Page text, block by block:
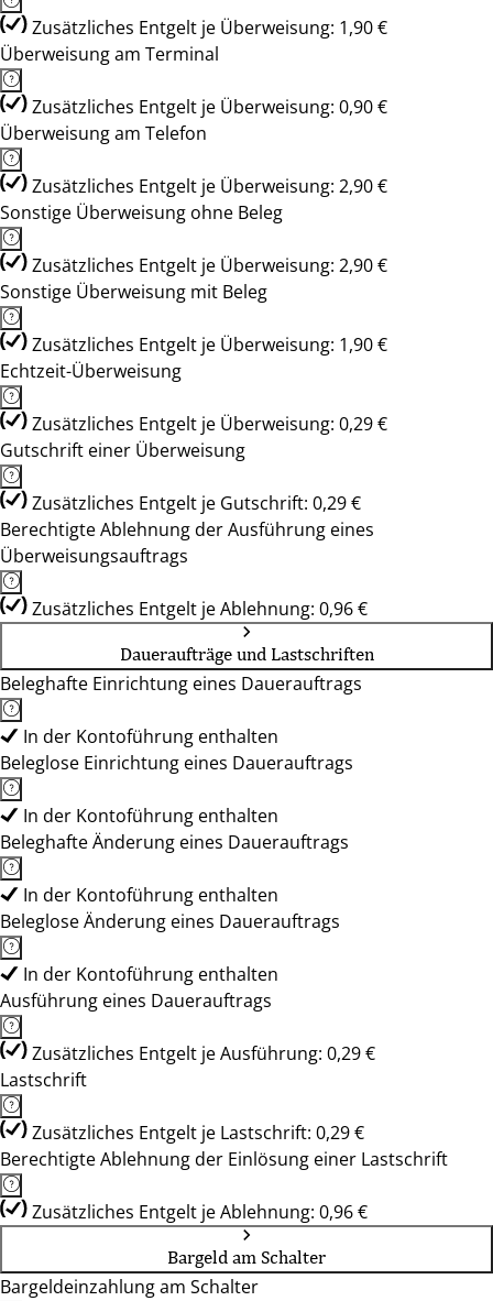
Zusätzliches Entgelt je Überweisung: 1,90 €
Überweisung am Terminal
Zusätzliches Entgelt je Überweisung: 0,90 €
Überweisung am Telefon
Zusätzliches Entgelt je Überweisung: 2,90 €
Sonstige Überweisung ohne Beleg
Zusätzliches Entgelt je Überweisung: 2,90 €
Sonstige Überweisung mit Beleg
Zusätzliches Entgelt je Überweisung: 1,90 €
Echtzeit-Überweisung
Zusätzliches Entgelt je Überweisung: 0,29 €
Gutschrift einer Überweisung
Zusätzliches Entgelt je Gutschrift: 0,29 €
Berechtigte Ablehnung der Ausführung eines
Überweisungsauftrags
Zusätzliches Entgelt je Ablehnung: 0,96 €
Daueraufträge und Lastschriften
Beleghafte Einrichtung eines Dauerauftrags
In der Kontoführung enthalten
Beleglose Einrichtung eines Dauerauftrags
In der Kontoführung enthalten
Beleghafte Änderung eines Dauerauftrags
In der Kontoführung enthalten
Beleglose Änderung eines Dauerauftrags
In der Kontoführung enthalten
Ausführung eines Dauerauftrags
Zusätzliches Entgelt je Ausführung: 0,29 €
Lastschrift
Zusätzliches Entgelt je Lastschrift: 0,29 €
Berechtigte Ablehnung der Einlösung einer Lastschrift
Zusätzliches Entgelt je Ablehnung: 0,96 €
Bargeld am Schalter
Bargeldeinzahlung am Schalter